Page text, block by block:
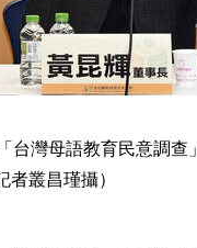
台灣母語教育民意調
叢昌瑾攝）